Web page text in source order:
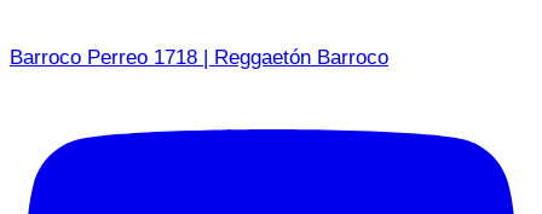
Barroco Perreo 1718 | Reggaetón Barroco